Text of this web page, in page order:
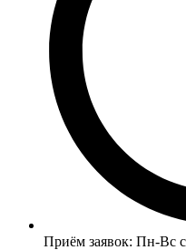
Приём заявок: Пн-Вс